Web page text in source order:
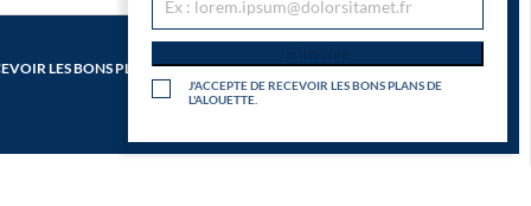
LES BONS PLANS DE
S’inscrire
J'ACCEPTE DE RECEVOIR LES BONS PLANS DE
L'ALOUETTE.